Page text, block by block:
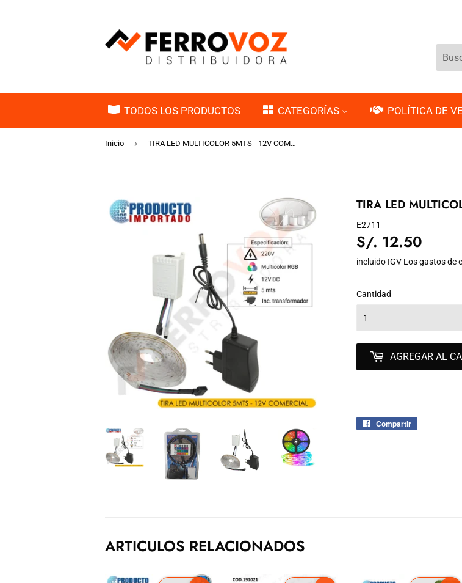
TODOS LOS PRODUCTOS CATEGORÍAS POLÍTICA DE
Inicio › TIRA LED MULTICOLOR 5MTS - 12V COMERCIAL
TIRA LED
E2711
S/. 12.50
12.50
incluido IGV Losgastos de
Cantidad
AGREGAR AL
Compartir
ARTICULOS RELACIONADOS